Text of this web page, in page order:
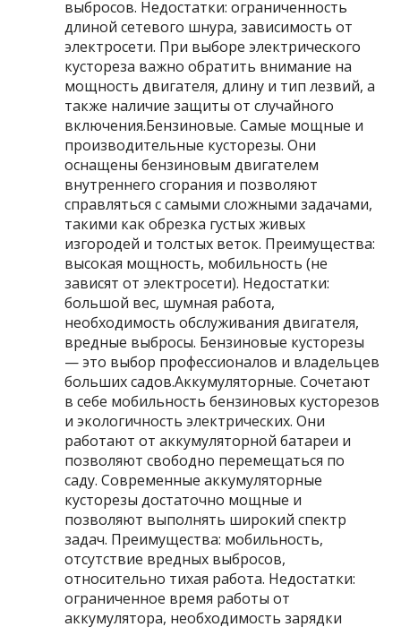
выбросов. Недостатки: ограниченность
длиной сетевого шнура, зависимость от
электросети. При выборе электрического
кустореза важно обратить внимание на
мощность двигателя, длину и тип лезвий, а
также наличие защиты от случайного
включения.Бензиновые. Самые мощные и
производительные кусторезы. Они
оснащены бензиновым двигателем
внутреннего сгорания и позволяют
справляться с самыми сложными задачами,
такими как обрезка густых живых
изгородей и толстых веток. Преимущества:
высокая мощность, мобильность (не
зависят от электросети). Недостатки:
большой вес, шумная работа,
необходимость обслуживания двигателя,
вредные выбросы. Бензиновые кусторезы
— это выбор профессионалов и владельцев
больших садов.Аккумуляторные. Сочетают
в себе мобильность бензиновых кусторезов
и экологичность электрических. Они
работают от аккумуляторной батареи и
позволяют свободно перемещаться по
саду. Современные аккумуляторные
кусторезы достаточно мощные и
позволяют выполнять широкий спектр
задач. Преимущества: мобильность,
отсутствие вредных выбросов,
относительно тихая работа. Недостатки:
ограниченное время работы от
аккумулятора, необходимость зарядки